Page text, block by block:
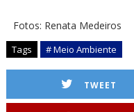
Fotos: Renata Medeiros
Tags # Meio Ambiente
TWEET